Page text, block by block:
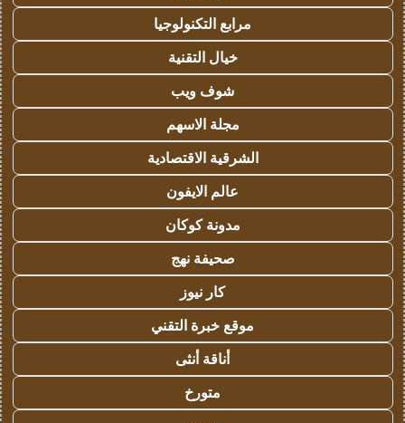
مرابع التكنولوجيا
خيال التقنية
شوف ويب
مجلة الاسهم
الشرقية الاقتصادية
عالم الايفون
مدونة كوكان
صحيفة نهج
كار نيوز
موقع خبرة التقني
أناقة أنثى
متورخ